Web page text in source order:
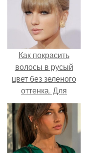
Как покрасить
волосы в русый
цвет без зеленого
оттенка. Для
здоровья волос:
причины появления
зеленого оттенка